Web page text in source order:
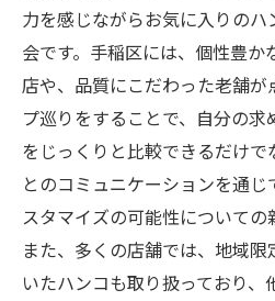
力を感じながらお気に入りの
会です。手稲区には、個性豊か
店や、品質にこだわった老舗が
プ巡りをすることで、自分の
をじっくりと比較できるだけ
とのコミュニケーションを通
スタマイズの可能性についての
また、多くの店舗では、地域
いたハンコも取り扱っており